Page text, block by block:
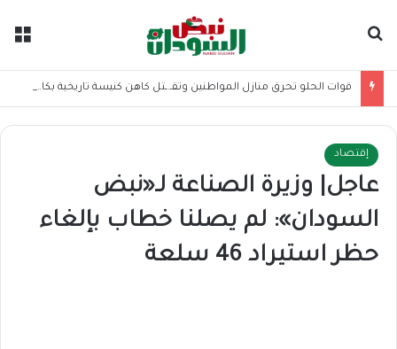
قوات الحلو تحرق منازل المواطنين وتقـ.ـتل كاهن كنيسة تاريخية بكاودا
إقتصاد
عاجل| وزيرة الصناعة لـ«نبض
السودان»: لم يصلنا خطاب بإلغاء
حظر استيراد 46 سلعة